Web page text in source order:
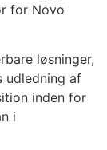
for Novo
løsninger,
udledning af
inden for
i